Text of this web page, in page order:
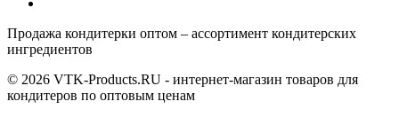
Продажа кондитерки оптом – ассортимент кондитерских
ингредиентов
© 2026 VTK-Products.RU - интернет-магазин товаров для
кондитеров по оптовым ценам